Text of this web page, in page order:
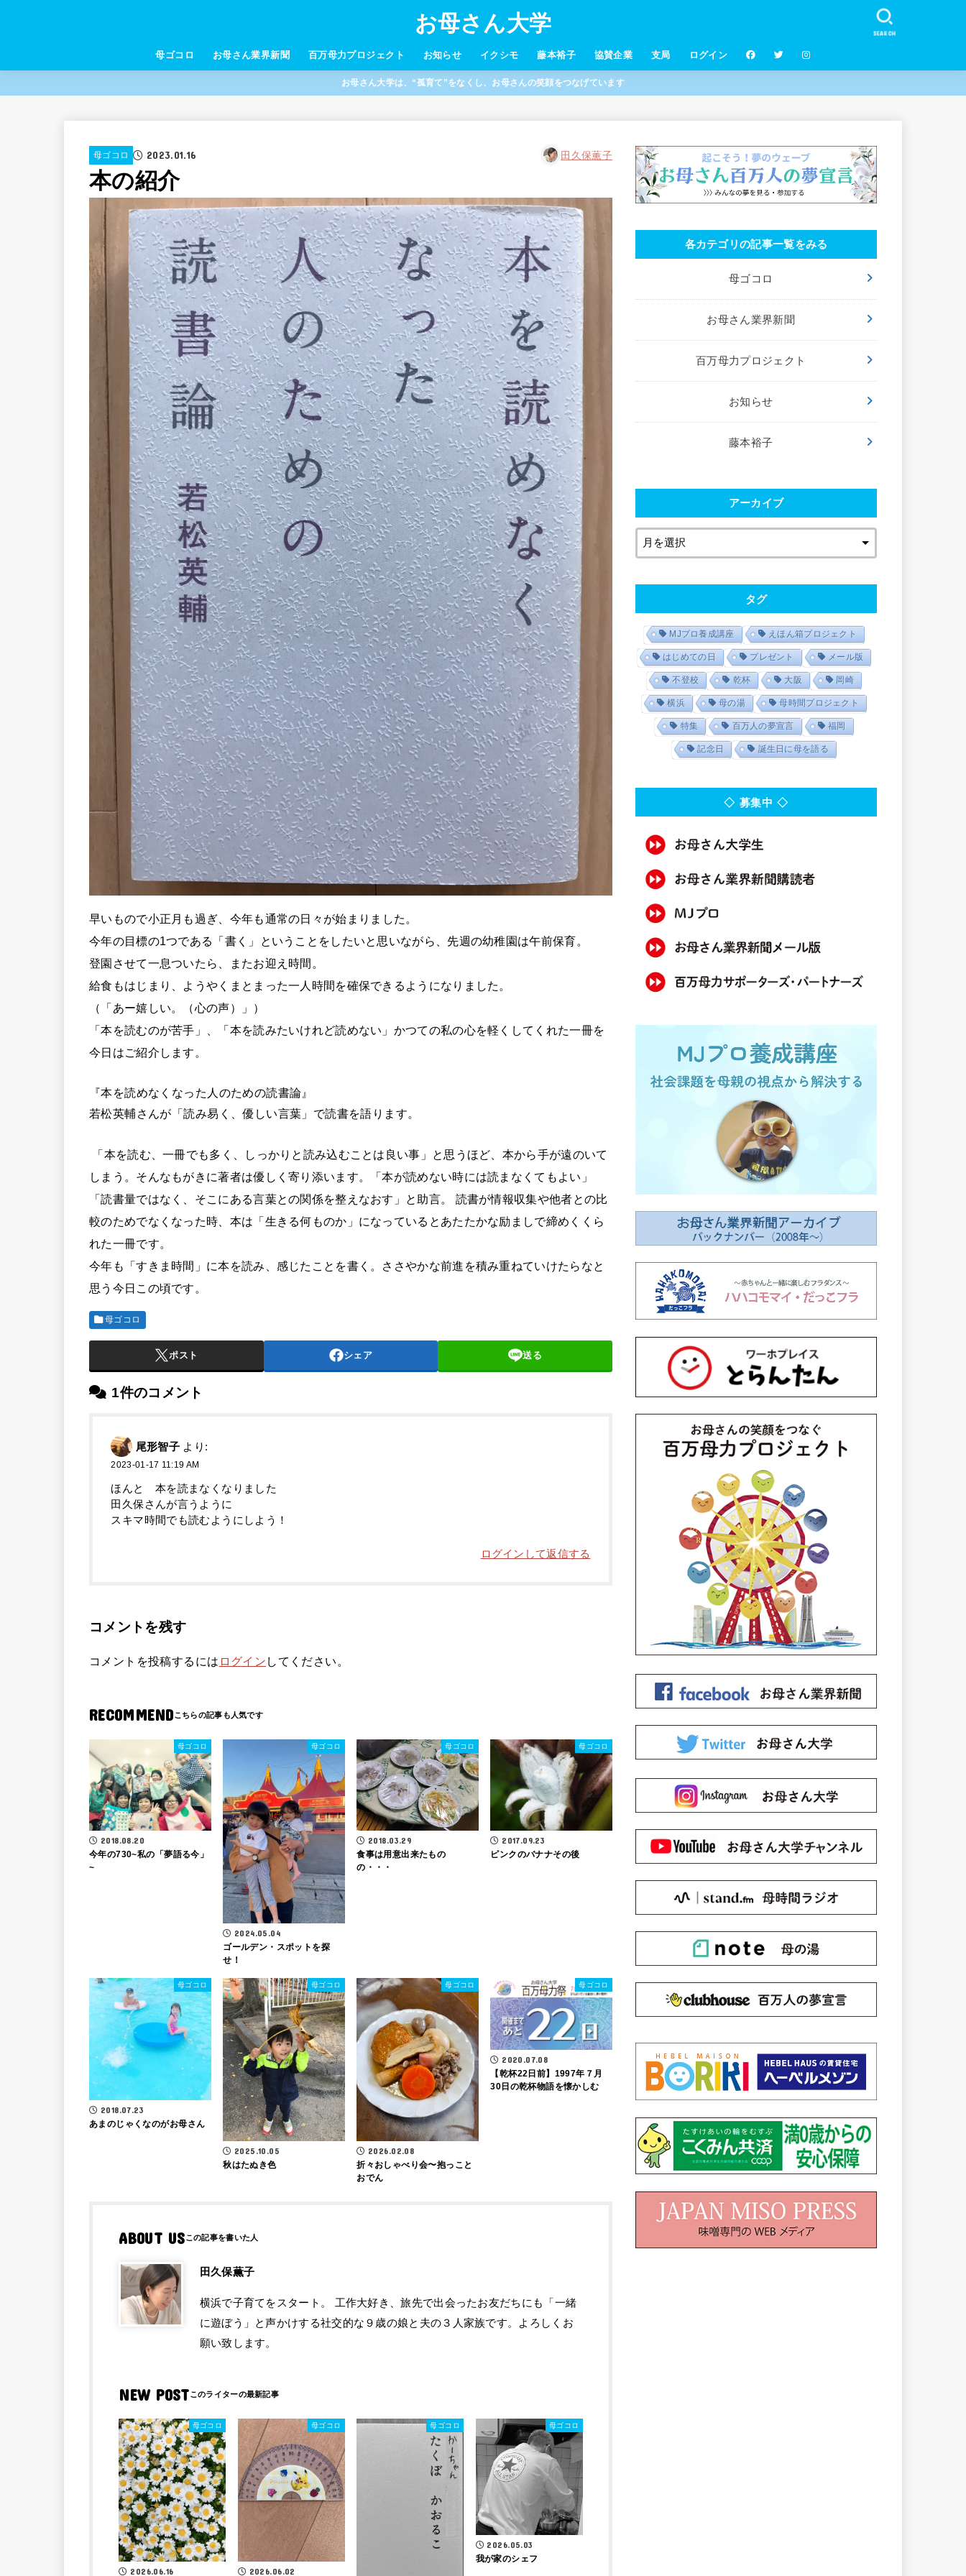
お母さん大学
母ゴコロ お母さん業界新聞 百万母力プロジェクト お知らせ イクシモ 藤本裕子 協賛企業 支局 ログイン
SEARCH
お母さん大学は、“孤育て”をなくし、お母さんの笑顔をつなげています
母ゴコロ 2023.01.16 田久保薫子
本の紹介
早いもので小正月も過ぎ、今年も通常の日々が始まりました。
今年の目標の1つである「書く」ということをしたいと思いながら、先週の幼稚園は午前保育。
登園させて一息ついたら、またお迎え時間。
給食もはじまり、ようやくまとまった一人時間を確保できるようになりました。
（「あー嬉しい。（心の声）」）
「本を読むのが苦手」、「本を読みたいけれど読めない」かつての私の心を軽くしてくれた一冊を
今日はご紹介します。
『本を読めなくなった人のための読書論』
若松英輔さんが「読み易く、優しい言葉」で読書を語ります。
「本を読む、一冊でも多く、しっかりと読み込むことは良い事」と思うほど、本から手が遠のいて
しまう。そんなもがきに著者は優しく寄り添います。「本が読めない時には読まなくてもよい」
「読書量ではなく、そこにある言葉との関係を整えなおす」と助言。 読書が情報収集や他者との比
較のためでなくなった時、本は「生きる何ものか」になっているとあたたかな励ましで締めくくら
れた一冊です。
今年も「すきま時間」に本を読み、感じたことを書く。ささやかな前進を積み重ねていけたらなと
思う今日この頃です。
母ゴコロ
ポスト シェア 送る
1件のコメント
尾形智子 より:
2023-01-17 11:19 AM
ほんと 本を読まなくなりました
田久保さんが言うように
スキマ時間でも読むようにしよう！
ログインして返信する
コメントを残す
コメントを投稿するには ログイン してください。
RECOMMEND
母ゴコロ
2018.08.20
今年の730~私の「夢語る今」
~
母ゴコロ
2024.05.04
ゴールデン・スポットを探
せ！
母ゴコロ
2018.03.29
食事は用意出来たもの
の・・・
母ゴコロ
2017.09.23
ピンクのバナナその後
母ゴコロ
2018.07.23
あまのじゃくなのがお母さん
母ゴコロ
2025.10.05
秋はたぬき色
母ゴコロ
2026.02.08
折々おしゃべり会〜抱っこと
おでん
母ゴコロ
2020.07.08
【乾杯22日前】1997年７月
30日の乾杯物語を懐かしむ
ABOUT US
田久保薫子
横浜で子育てをスタート。 工作大好き、旅先で出会ったお友だちにも「一緒
に遊ぼう」と声かけする社交的な９歳の娘と夫の３人家族です。よろしくお
願い致します。
NEW POST
母ゴコロ
2026.06.16
母ゴコロ
2026.06.02
母ゴコロ 母ゴコロ
2026.05.03
我が家のシェフ
各カテゴリの記事一覧をみる
母ゴコロ
お母さん業界新聞
百万母力プロジェクト
お知らせ
藤本裕子
アーカイブ
タグ
MJプロ養成講座 えほん箱プロジェクト
はじめての日 プレゼント メール版
不登校 乾杯 大阪 岡崎
横浜 母の湯 母時間プロジェクト
特集 百万人の夢宣言 福岡
記念日 誕生日に母を語る
◇ 募集中 ◇